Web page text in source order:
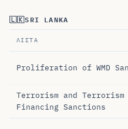
🇱🇰SRI LANKA
ΛΊΣΤΑ
Proliferation of WMD
Terrorism and Terrorism
Financing Sanctions